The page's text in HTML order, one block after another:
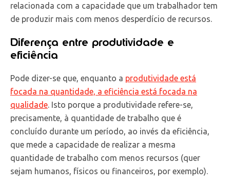
relacionada com a capacidade que um trabalhador tem
de produzir mais com menos desperdício de recursos.
Diferença entre produtividade e
eficiência
Pode dizer-se que, enquanto a produtividade está
focada na quantidade, a eficiência está focada na
qualidade . Isto porque a produtividade refere-se,
precisamente, à quantidade de trabalho que é
concluído durante um período, ao invés da eficiência,
que mede a capacidade de realizar a mesma
quantidade de trabalho com menos recursos (quer
sejam humanos, físicos ou financeiros, por exemplo).